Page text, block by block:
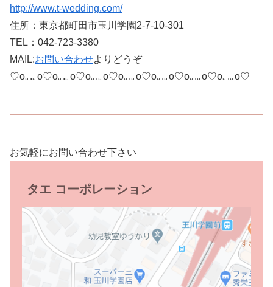
http://www.t-wedding.com/
住所：東京都町田市玉川学園2-7-10-301
TEL：042-723-3380
MAIL:お問い合わせよりどうぞ
♡o｡.｡o♡o｡.｡o♡o｡.｡o♡o｡.｡o♡o｡.｡o♡o｡.｡o♡o｡.｡o♡
お気軽にお問い合わせ下さい
タエ コーポレーション